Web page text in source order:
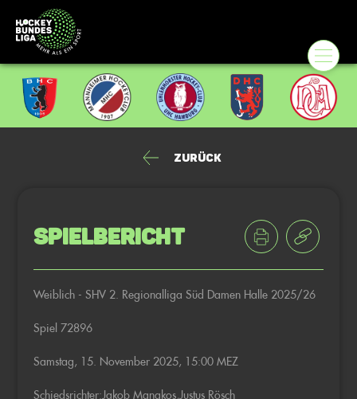
Zurück
Spielbericht
Weiblich - SHV 2. Regionalliga Süd Damen Halle 2025/26
Spiel 72896
Samstag, 15. November 2025, 15:00 MEZ
Schiedsrichter:Jakob Manakos,Justus Rösch